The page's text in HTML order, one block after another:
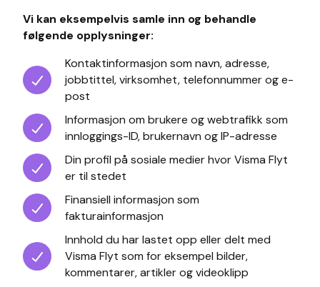
Vi kan eksempelvis samle inn og behandle
følgende opplysninger:
Kontaktinformasjon som navn, adresse,
jobbtittel, virksomhet, telefonnummer og e-
post
Informasjon om brukere og webtrafikk som
innloggings-ID, brukernavn og IP-adresse
Din profil på sosiale medier hvor Visma Flyt
er til stedet
Finansiell informasjon som
fakturainformasjon
Innhold du har lastet opp eller delt med
Visma Flyt som for eksempel bilder,
kommentarer, artikler og videoklipp